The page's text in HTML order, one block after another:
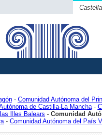
- Comunidad Autónoma del
de Castilla-La Mancha-
Illes Balears - Comunidad
- Comunidad Autónoma del País